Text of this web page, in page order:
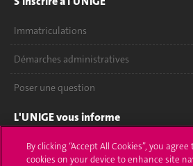
Immatriculations
Démarches administratives
Poser une question
L'UNIGE vous informe
UNIGE Mobile
By clicking “Accept All Cookies”, you
cookies on your device to enhance site